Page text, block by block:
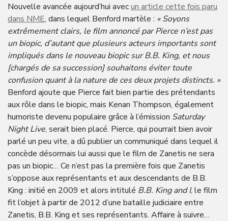
Nouvelle avancée aujourd’hui avecun article cette fois paru
dans NME, dans lequel Benford martèle : « Soyons
extrêmement clairs, le film annoncé par Pierce n’est pas
un biopic, d’autant que plusieurs acteurs importants sont
impliqués dans le nouveau biopic sur B.B. King, et nous
[chargés de sa succession] souhaitons éviter toute
confusion quant à la nature de ces deux projets distincts. »
Benford ajoute que Pierce fait bien partie des prétendants
aux rôle dans le biopic, mais Kenan Thompson, également
humoriste devenu populaire grâce à l’émission Saturday
Night Live, serait bien placé. Pierce, qui pourrait bien avoir
parlé un peu vite, a dû publier un communiqué dans lequel il
concède désormais lui aussi que le film de Zanetis ne sera
pas un biopic… Ce n’est pas la première fois que Zanetis
s’oppose aux représentants et aux descendants de B.B.
King : initié en 2009 et alors intitulé B.B. King and I, le film
fit l’objet à partir de 2012 d’une bataille judiciaire entre
Zanetis, B.B. King et ses représentants. Affaire à suivre…